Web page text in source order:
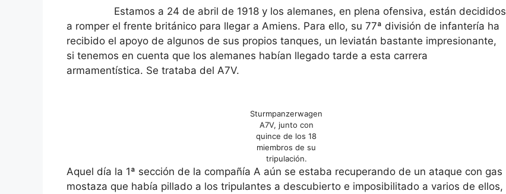
Estamos a 24 de abril de 1918 y los alemanes, en plena ofensiva, están decididos
a romper el frente británico para llegar a Amiens. Para ello, su 77ª división de infantería ha
recibido el apoyo de algunos de sus propios tanques, un leviatán bastante impresionante,
si tenemos en cuenta que los alemanes habían llegado tarde a esta carrera
armamentística. Se trataba del A7V.
Sturmpanzerwagen
A7V, junto con
quince de los 18
miembros de su
tripulación.
Aquel día la 1ª sección de la compañía A aún se estaba recuperando de un ataque con gas
mostaza que había pillado a los tripulantes a descubierto e imposibilitado a varios de ellos,